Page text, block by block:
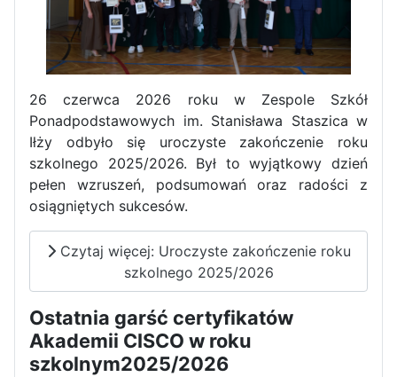
Zawody Sportowo – Obronne
klas OPW
Apel z okazji 235-tej rocznicy
uchwalenia Konstytucji 3 Maja
26 czerwca 2026 roku w Zespole Szkół
Ponadpodstawowych im. Stanisława Staszica w
Iłży odbyło się uroczyste zakończenie roku
szkolnego 2025/2026. Był to wyjątkowy dzień
pełen wzruszeń, podsumowań oraz radości z
osiągniętych sukcesów.
Czytaj więcej: Uroczyste zakończenie roku
szkolnego 2025/2026
Ostatnia garść certyfikatów
Akademii CISCO w roku
szkolnym2025/2026